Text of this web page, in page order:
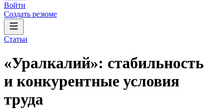
Войти
Создать резюме
Статьи
«Уралкалий»: стабильность
и конкурентные условия
труда